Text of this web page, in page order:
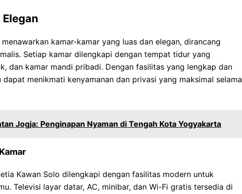
kamar-kamar yang luas dan elegan, dirancang
Setiap kamar dilengkapi dengan tempat tidur yang
dan kamar mandi pribadi. Dengan fasilitas yang lengkap dan
menikmati kenyamanan dan privasi yang maksimal selama
Jogja: Penginapan Nyaman di Tengah Kota Yogyakarta
Kawan Solo dilengkapi dengan fasilitas modern untuk
Televisi layar datar, AC, minibar, dan Wi-Fi gratis tersedia di